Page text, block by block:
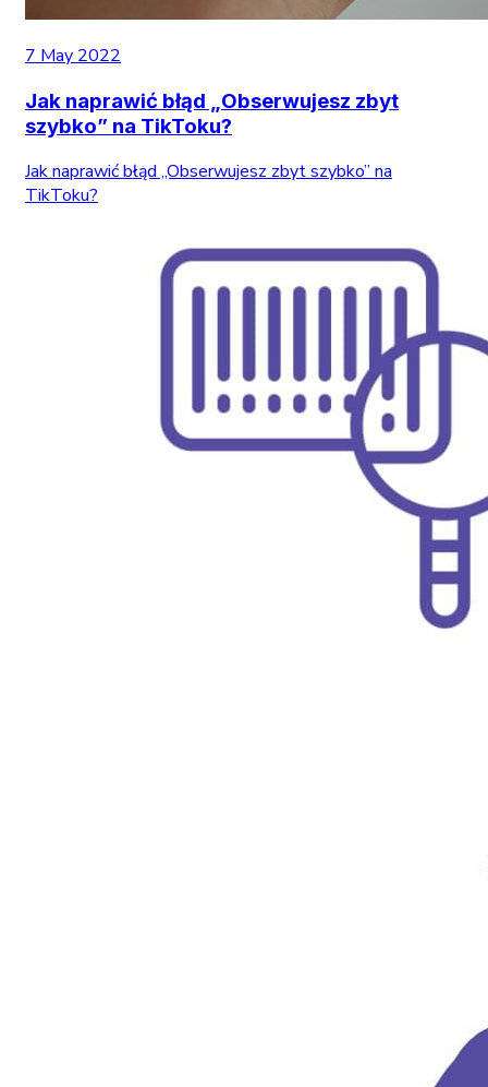
7 May 2022
Jak naprawić błąd „Obserwujesz zbyt
szybko” na TikToku?
Jak naprawić błąd „Obserwujesz zbyt szybko” na
TikToku?